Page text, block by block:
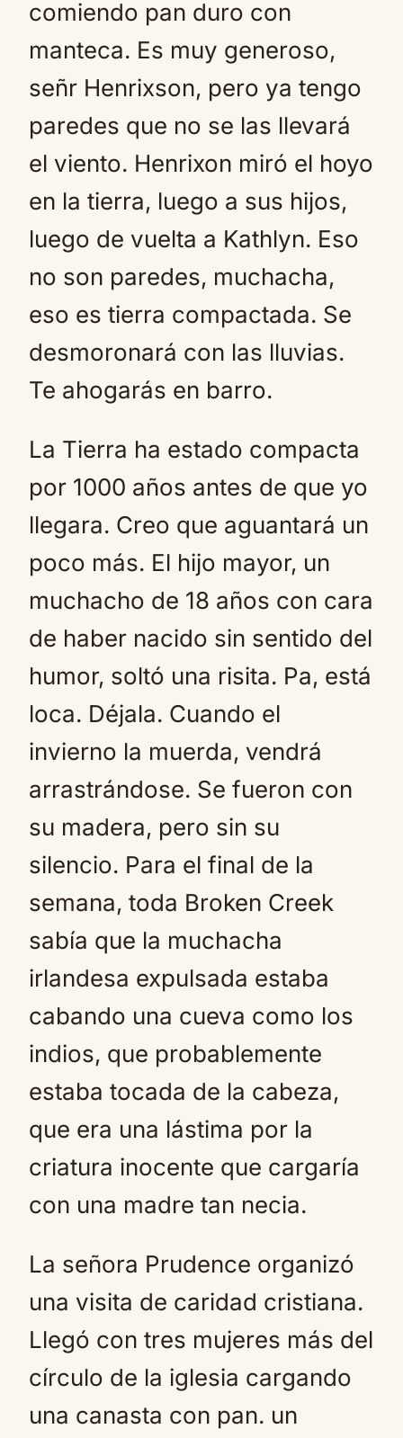
comiendo pan duro con
manteca. Es muy generoso,
señr Henrixson, pero ya tengo
paredes que no se las llevará
el viento. Henrixon miró el hoyo
en la tierra, luego a sus hijos,
luego de vuelta a Kathlyn. Eso
no son paredes, muchacha,
eso es tierra compactada. Se
desmoronará con las lluvias.
Te ahogarás en barro.
La Tierra ha estado compacta
por 1000 años antes de que yo
llegara. Creo que aguantará un
poco más. El hijo mayor, un
muchacho de 18 años con cara
de haber nacido sin sentido del
humor, soltó una risita. Pa, está
loca. Déjala. Cuando el
invierno la muerda, vendrá
arrastrándose. Se fueron con
su madera, pero sin su
silencio. Para el final de la
semana, toda Broken Creek
sabía que la muchacha
irlandesa expulsada estaba
cabando una cueva como los
indios, que probablemente
estaba tocada de la cabeza,
que era una lástima por la
criatura inocente que cargaría
con una madre tan necia.
La señora Prudence organizó
una visita de caridad cristiana.
Llegó con tres mujeres más del
círculo de la iglesia cargando
una canasta con pan. un